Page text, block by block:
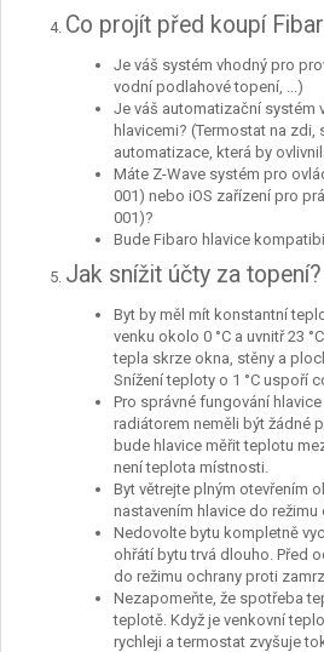
Co projít před koupí
Je váš systém vhodný pro
vodní podlahové topení, ...)
Je váš automatizační systém
hlavicemi? (Termostat na
automatizace, která by
Máte Z-Wave systém pro
001) nebo iOS zařízení pro
001)?
Bude Fibaro hlavice
Jak snížit účty za topení?
Byt by měl mít konstantní
venku okolo 0 °C a uvnitř 23
tepla skrze okna, stěny a
Snížení teploty o 1 °C uspoří
Pro správné fungování
radiátorem neměli být žádné
bude hlavice měřit teplotu
není teplota místnosti.
Byt větrejte plným otevřením
nastavením hlavice do režimu
Nedovolte bytu kompletně
ohřátí bytu trvá dlouho. Před
do režimu ochrany proti
Nezapomeňte, že spotřeba
teplotě. Když je venkovní
rychleji a termostat zvyšuje